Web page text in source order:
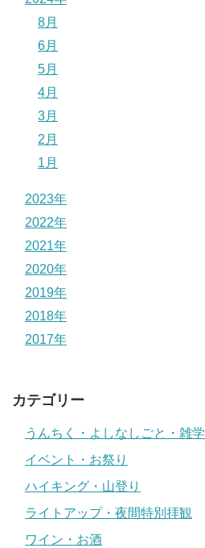
8月
6月
5月
4月
3月
2月
1月
2023年
2022年
2021年
2020年
2019年
2018年
2017年
カテゴリー
うんちく・よしなしごと・雑学
イベント・お祭り
ハイキング・山登り
ライトアップ・夜間特別拝観
ワイン・お酒